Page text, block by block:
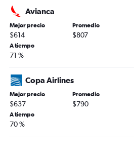
Avianca
Mejor precio
$614
Promedio
$807
A tiempo
71 %
Copa Airlines
Mejor precio
$637
Promedio
$790
A tiempo
70 %